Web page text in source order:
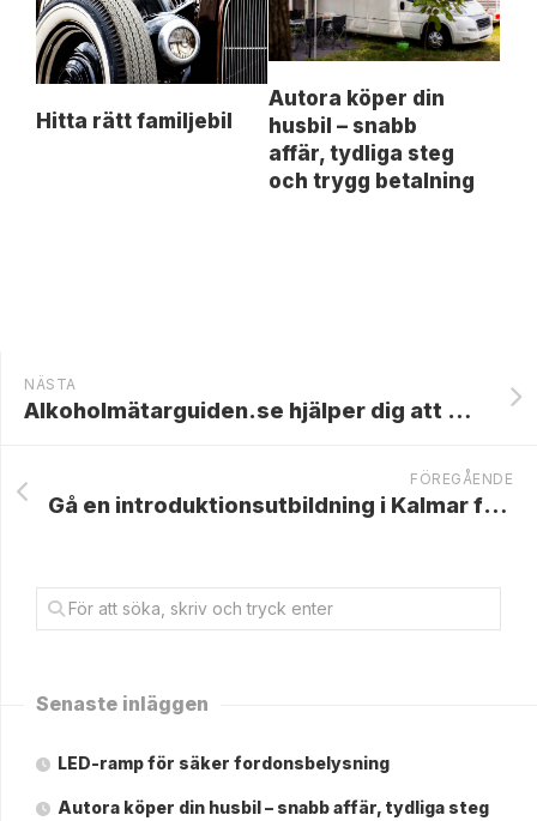
Hitta rätt familjebil
Autora köper din
husbil – snabb
affär, tydliga steg
och trygg betalning
NÄSTA
Alkoholmätarguiden.se hjälper dig att mäta alkoholmängden i blodomloppet
FÖREGÅENDE
Gå en introduktionsutbildning i Kalmar före övningskörningen
Senaste inläggen
LED-ramp för säker fordonsbelysning
Autora köper din husbil – snabb affär, tydliga steg